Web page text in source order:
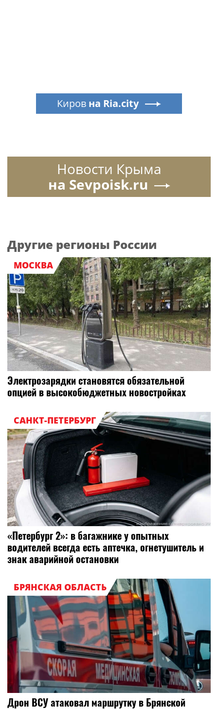
Киров на Ria.city
Новости Крыма
на Sevpoisk.ru
Другие регионы России
МОСКВА
Электрозарядки становятся обязательной
опцией в высокобюджетных новостройках
САНКТ-ПЕТЕРБУРГ
«Петербург 2»: в багажнике у опытных
водителей всегда есть аптечка, огнетушитель и
знак аварийной остановки
БРЯНСКАЯ ОБЛАСТЬ
Дрон ВСУ атаковал маршрутку в Брянской